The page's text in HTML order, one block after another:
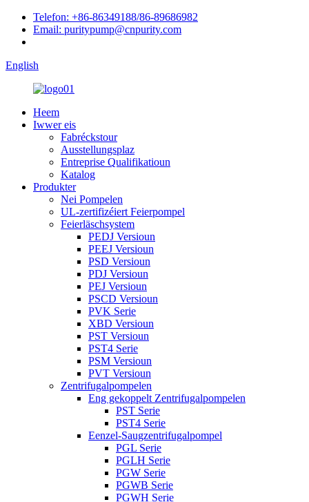
Telefon: +86-86349188/86-89686982
Email: puritypump@cnpurity.com
English
Heem
Iwwer eis
Fabréckstour
Ausstellungsplaz
Entreprise Qualifikatioun
Katalog
Produkter
Nei Pompelen
UL-zertifizéiert Feierpompel
Feierläschsystem
PEDJ Versioun
PEEJ Versioun
PSD Versioun
PDJ Versioun
PEJ Versioun
PSCD Versioun
PVK Serie
XBD Versioun
PST Versioun
PST4 Serie
PSM Versioun
PVT Versioun
Zentrifugalpompelen
Eng gekoppelt Zentrifugalpompelen
PST Serie
PST4 Serie
Eenzel-Saugzentrifugalpompel
PGL Serie
PGLH Serie
PGW Serie
PGWB Serie
PGWH Serie